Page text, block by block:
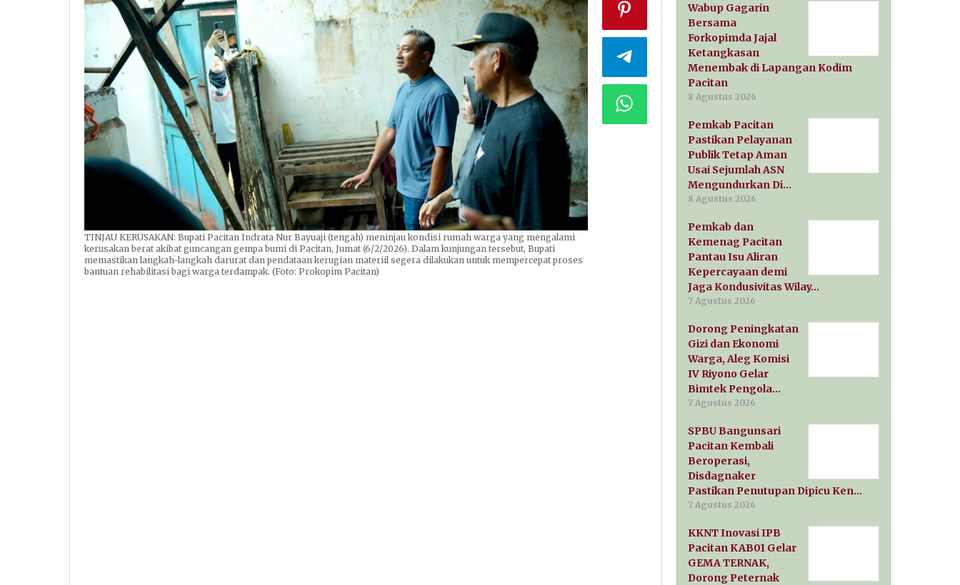
TINJAU KERUSAKAN: Bupati Pacitan Indrata Nur Bayuaji (tengah) meninjau kondisi rumah warga yang mengalami
kerusakan berat akibat guncangan gempa bumi di Pacitan, Jumat (6/2/2026). Dalam kunjungan tersebut, Bupati
memastikan langkah-langkah darurat dan pendataan kerugian materiil segera dilakukan untuk mempercepat proses
bantuan rehabilitasi bagi warga terdampak. (Foto: Prokopim Pacitan)
Wabup Gagarin
Bersama
Forkopimda Jajal
Ketangkasan
Menembak di Lapangan Kodim
Pacitan
8 Agustus 2026
Pemkab Pacitan
Pastikan Pelayanan
Publik Tetap Aman
Usai Sejumlah ASN
Mengundurkan Di…
8 Agustus 2026
Pemkab dan
Kemenag Pacitan
Pantau Isu Aliran
Kepercayaan demi
Jaga Kondusivitas Wilay…
7 Agustus 2026
Dorong Peningkatan
Gizi dan Ekonomi
Warga, Aleg Komisi
IV Riyono Gelar
Bimtek Pengola…
7 Agustus 2026
SPBU Bangunsari
Pacitan Kembali
Beroperasi,
Disdagnaker
Pastikan Penutupan Dipicu Ken…
7 Agustus 2026
KKNT Inovasi IPB
Pacitan KAB01 Gelar
GEMA TERNAK,
Dorong Peternak